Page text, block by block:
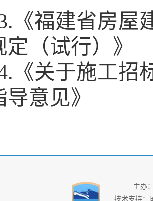
《福建省房
定（试行）》
《关于施工
导意见》
主办
技术支持：